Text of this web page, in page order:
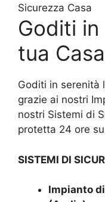
Sicurezza Casa
Goditi
tua Casa
Goditi in serenità
grazie ai nostri
nostri Sistemi di
protetta 24 ore
SISTEMI DI
Impianto